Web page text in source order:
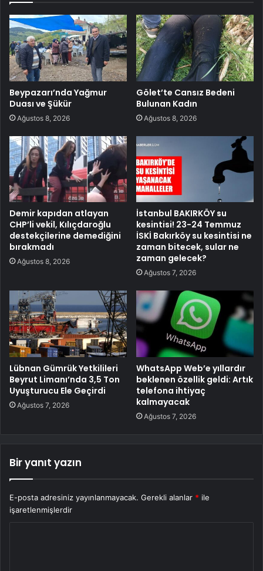
Beypazarı’nda Yağmur
Duası ve Şükür
Ağustos 8, 2026
Gölet’te Cansız Bedeni
Bulunan Kadın
Ağustos 8, 2026
Demir kapıdan atlayan
CHP’li vekil, Kılıçdaroğlu
destekçilerine demediğini
bırakmadı
Ağustos 8, 2026
İstanbul BAKIRKÖY su
kesintisi! 23-24 Temmuz
İSKİ Bakırköy su kesintisi ne
zaman bitecek, sular ne
zaman gelecek?
Ağustos 7, 2026
Lübnan Gümrük Yetkilileri
Beyrut Limanı’nda 3,5 Ton
Uyuşturucu Ele Geçirdi
Ağustos 7, 2026
WhatsApp Web’e yıllardır
beklenen özellik geldi: Artık
telefona ihtiyaç
kalmayacak
Ağustos 7, 2026
Bir yanıt yazın
E-posta adresiniz yayınlanmayacak. Gerekli alanlar * ile
işaretlenmişlerdir